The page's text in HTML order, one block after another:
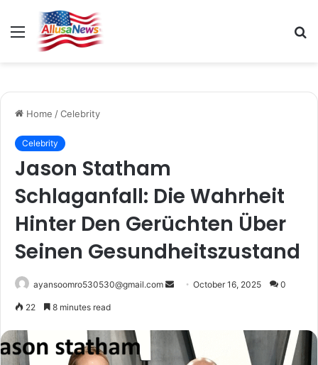
Menu
Home /Celebrity
Celebrity
Jason Statham
Schlaganfall: Die Wahrheit
Hinter Den Gerüchten Über
Seinen Gesundheitszustand
ayansoomro530530@gmail.com
SendOctober 16, 2025 0
22 8 minutes read